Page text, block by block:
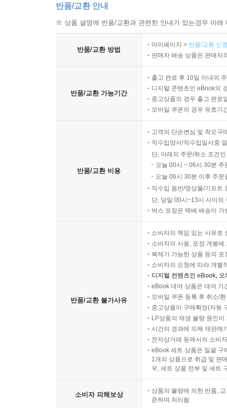
반품/교환 안내
※ 상품 설명에 반품/교환과 관련한 안내가 있는경우 아
반품/교환 방법
마이페이지 > 반품/교환 신
판매자 배송 상품은 판매자
반품/교환 가능기간
출고 완료 후 10일 이내의
디지털 콘텐츠인 eBook의
중고상품의 경우 출고 완료
모바일 쿠폰의 경우 유효기
반품/교환 비용
고객의 단순변심 및 착오구
직수입양서/직수입일서중
단, 아래의 주문/취소 조건
오늘 00시 ~ 06시 30분
오늘 06시 30분 이후 주
직수입 음반/영상물/기프트
단, 당일 00시~13시 사이의
박스 포장은 택배 배송이
반품/교환 불가사유
소비자의 책임 있는 사유로
소비자의 사용, 포장 개봉
복제가 가능한 상품 등의
소비자의 요청에 따라 개별
디지털 컨텐츠인 eBook,
eBook 대여 상품은 대여 기
모바일 쿠폰 등록 후 취소/
중고상품이 구매확정(자동
LP상품의 재생 불량 원인
시간의 경과에 의해 재판매
전자상거래 등에서의 소비
eBook 세트 상품은 일괄 구
1개의 상품으로 취급 및 판
우, 세트 상품 전부 및 세트
소비자 피해보상
상품의 불량에 의한 반품,
준하여 처리됨